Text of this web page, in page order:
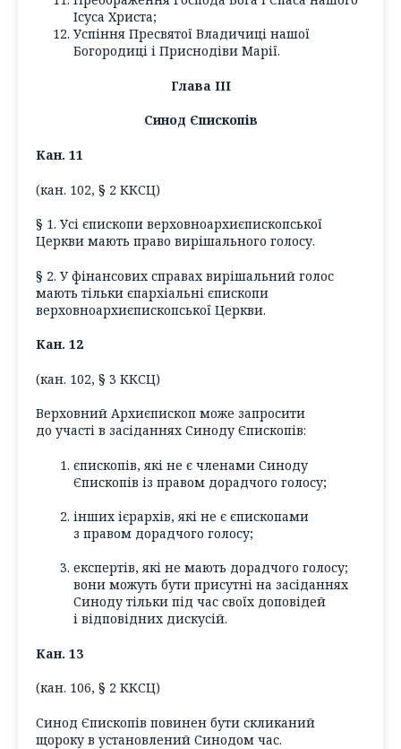
Ісуса Христа;
Успіння Пресвятої Владичиці нашої
Богородиці і Приснодіви Марії.
Глава ІІІ
Синод Єпископів
Кан. 11
(кан. 102, § 2 ККСЦ)
§ 1. Усі єпископи верховноархиєпископської
Церкви мають право вирішального голосу.
§ 2. У фінансових справах вирішальний голос
мають тільки єпархіальні єпископи
верховноархиєпископської Церкви.
Кан. 12
(кан. 102, § 3 ККСЦ)
Верховний Архиєпископ може запросити
до участі в засіданнях Синоду Єпископів:
єпископів, які не є членами Синоду
Єпископів із правом дорадчого голосу;
інших ієрархів, які не є єпископами
з правом дорадчого голосу;
експертів, які не мають дорадчого голосу;
вони можуть бути присутні на засіданнях
Синоду тільки під час своїх доповідей
і відповідних дискусій.
Кан. 13
(кан. 106, § 2 ККСЦ)
Синод Єпископів повинен бути скликаний
щороку в установлений Синодом час.